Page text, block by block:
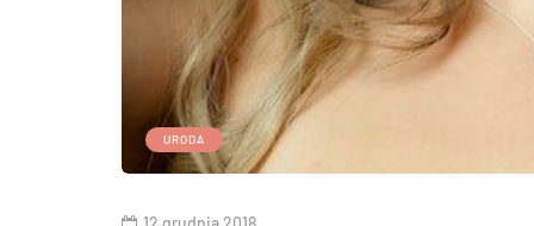
URODA